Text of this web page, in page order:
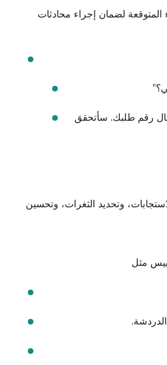
لضمان إجراء محادثات
رقم طلبك. سأتحقق
وتحديد الثغرات، وتحسين
مثل